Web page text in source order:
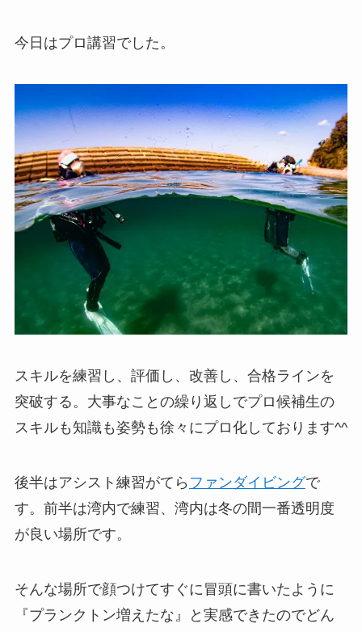
今日はプロ講習でした。
スキルを練習し、評価し、改善し、合格ラインを
突破する。大事なことの繰り返しでプロ候補生の
スキルも知識も姿勢も徐々にプロ化しております^^
後半はアシスト練習がてら ファンダイビングで
す。前半は湾内で練習、湾内は冬の間一番透明度
が良い場所です。
そんな場所で顔つけてすぐに冒頭に書いたように
『プランクトン増えたな』と実感できたのでどん